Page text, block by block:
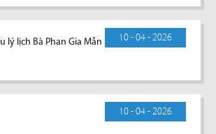
10 - 04 - 2026
lý lịch Bà Phan Gia Mẫn
10 - 04 - 2026